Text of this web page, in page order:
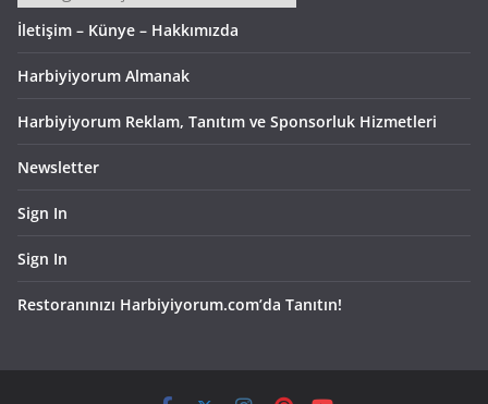
İletişim – Künye – Hakkımızda
Harbiyiyorum Almanak
Harbiyiyorum Reklam, Tanıtım ve Sponsorluk Hizmetleri
Newsletter
Sign In
Sign In
Restoranınızı Harbiyiyorum.com’da Tanıtın!